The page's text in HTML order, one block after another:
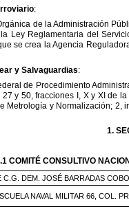
:
de laAdministración
la Ley Reglamentaria del
se crea laAgencia
y Salvaguardias:
de Procedimiento
27 y 50, fracciones I, X y XI de la
Metrología y Normalización; 2,
1.
COMITÉ CONSULTIVO
C.G. DEM. JOSÉ BARRADAS
NAVAL MILITAR 66, COL.